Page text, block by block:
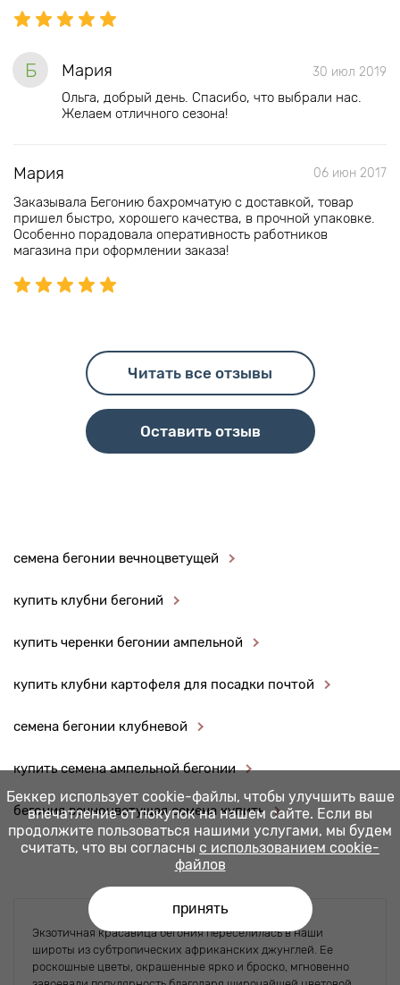
Б Мария 30 июл 2019
Ольга, добрый день. Спасибо, что выбрали нас.
Желаем отличного сезона!
Мария 06 июн 2017
Заказывала Бегонию бахромчатую с доставкой, товар
пришел быстро, хорошего качества, в прочной упаковке.
Особенно порадовала оперативность работников
магазина при оформлении заказа!
Читать все отзывы
Оставить отзыв
семена бегонии вечноцветущей
купить клубни бегоний
купить черенки бегонии ампельной
купить клубни картофеля для посадки почтой
семена бегонии клубневой
купить семена ампельной бегонии
бегония вечноцветущая семена купить
Экзотичная красавица бегония переселилась в наши
широты из субтропических африканских джунглей. Ее
роскошные цветы, окрашенные ярко и броско, мгновенно
Беккер использует cookie-файлы, чтобы улучшить ваше
впечатление от покупок на нашем сайте. Если вы
продолжите пользоваться нашими услугами, мы будем
считать, что вы согласны с использованием cookie-
файлов
принять